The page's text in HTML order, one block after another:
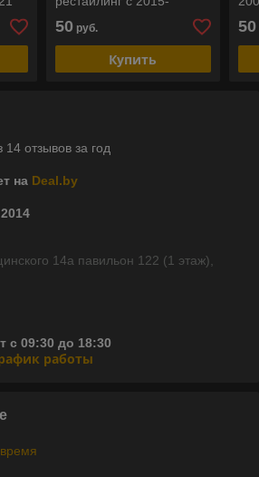
50 руб.
Купить
50
отзывов за год
на Deal.by
14а павильон 122 (1 этаж),
с 09:30 до 18:30
работы